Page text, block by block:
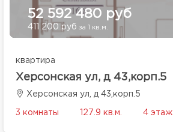
52 592 480 руб
411 200 руб за 1 кв.м.
квартира
Херсонская ул, д 43,корп.5
Херсонская ул, д 43,корп.5
3 комнаты 127.9 кв.м. 4 этаж